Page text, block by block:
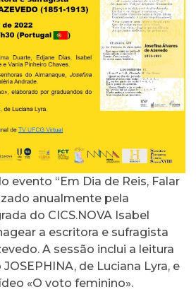
evento “Em Dia de Reis, Falar
anualmente pela
do CICS.NOVA Isabel
a escritora e sufragista
A sessão inclui a leitura
de Luciana Lyra, e
«O voto feminino».